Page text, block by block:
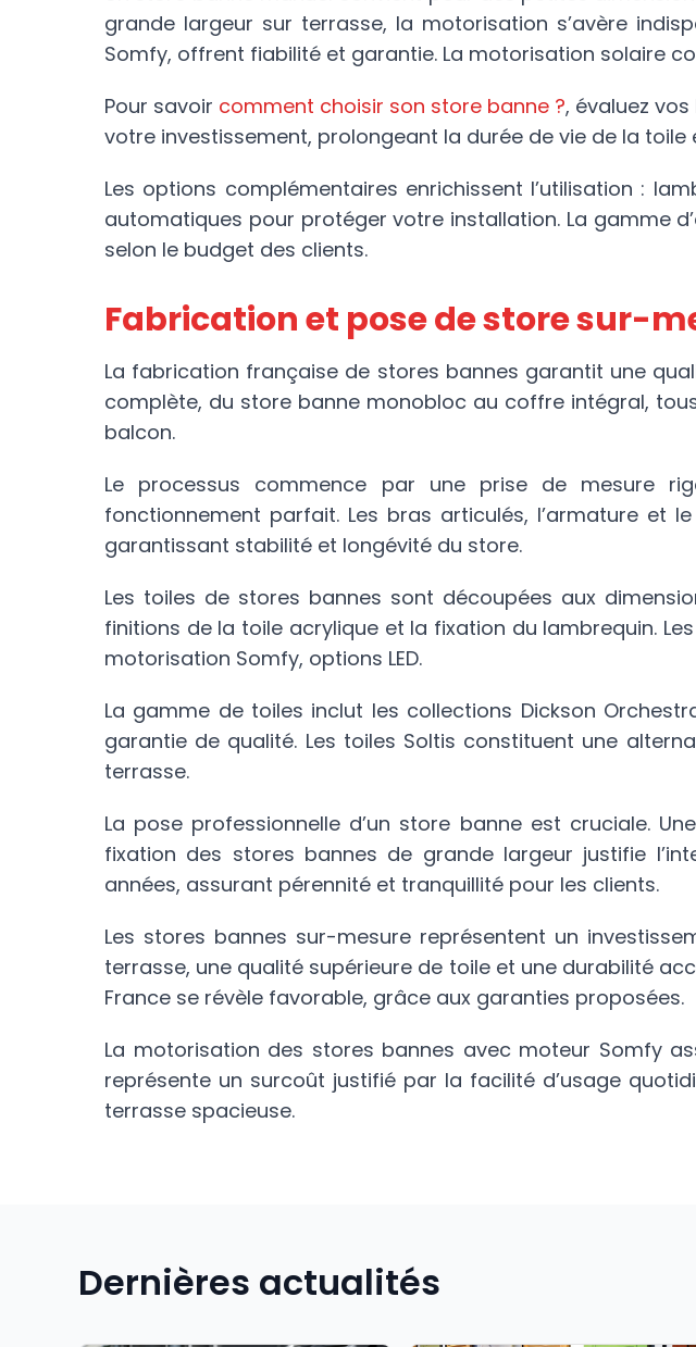
grande largeur sur terrasse, la motorisation s’avère
Somfy, offrent fiabilité et garantie. La motorisation solaire
Pour savoir comment choisir son store banne ?, évaluez
votre investissement, prolongeant la durée de vie de la toile
Les options complémentaires enrichissent l’utilisation :
automatiques pour protéger votre installation. La gamme
selon le budget des clients.
Fabrication et pose de store sur-
La fabrication française de stores bannes garantit une
complète, du store banne monobloc au coffre intégral,
balcon.
Le processus commence par une prise de mesure
fonctionnement parfait. Les bras articulés, l’armature et
garantissant stabilité et longévité du store.
Les toiles de stores bannes sont découpées aux
finitions de la toile acrylique et la fixation du lambrequin.
motorisation Somfy, options LED.
La gamme de toiles inclut les collections Dickson
garantie de qualité. Les toiles Soltis constituent une
terrasse.
La pose professionnelle d’un store banne est cruciale.
fixation des stores bannes de grande largeur justifie
années, assurant pérennité et tranquillité pour les clients.
Les stores bannes sur-mesure représentent un
terrasse, une qualité supérieure de toile et une durabilité
France se révèle favorable, grâce aux garanties proposées.
La motorisation des stores bannes avec moteur Somfy
représente un surcoût justifié par la facilité d’usage
terrasse spacieuse.
Dernières actualités